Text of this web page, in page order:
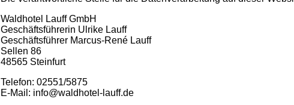
Waldhotel Lauff GmbH
Geschäftsführerin Ulrike Lauff
Geschäftsführer Marcus-René Lauff
Sellen 86
48565 Steinfurt
Telefon: 02551/5875
E-Mail: info@waldhotel-lauff.de